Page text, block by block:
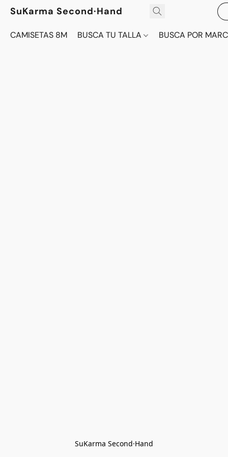
SuKarma Second·Hand
CAMISETAS 8M BUSCA TU TALLA BUSCA POR
SuKarma Second·Hand